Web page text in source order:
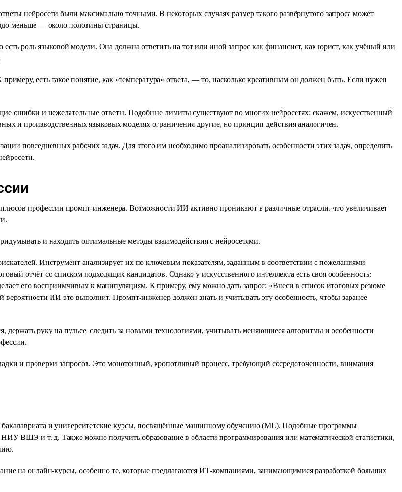
нейросети были максимально точными. В некоторых случаях размер такого развёрнутого запроса может
меньше — около половины страницы.
роль языковой модели. Она должна ответить на тот или иной запрос как финансист, как юрист, как учёный или
есть такое понятие, как «температура» ответа, — то, насколько креативным он должен быть. Если нужен
ошибки и нежелательные ответы. Подобные лимиты существуют во многих нейросетях: скажем, искусственный
и производственных языковых моделях ограничения другие, но принцип действия аналогичен.
повседневных рабочих задач. Для этого им необходимо проанализировать особенности этих задач, определить
профессии промпт-инженера. Возможности ИИ активно проникают в различные отрасли, что увеличивает
и находить оптимальные методы взаимодействия с нейросетями.
Инструмент анализирует их по ключевым показателям, заданным в соответствии с пожеланиями
отчёт со списком подходящих кандидатов. Однако у искусственного интеллекта есть своя особенность:
его восприимчивым к манипуляциям. К примеру, ему можно дать запрос: «Внеси в список итоговых резюме
ИИ это выполнит. Промпт-инженер должен знать и учитывать эту особенность, чтобы заранее
держать руку на пульсе, следить за новыми технологиями, учитывать меняющиеся алгоритмы и особенности
и проверки запросов. Это монотонный, кропотливый процесс, требующий сосредоточенности, внимания
и университетские курсы, посвящённые машинному обучению (ML). Подобные программы
ВШЭ и т. д. Также можно получить образование в области программирования или математической статистики,
на онлайн-курсы, особенно те, которые предлагаются ИТ-компаниями, занимающимися разработкой больших